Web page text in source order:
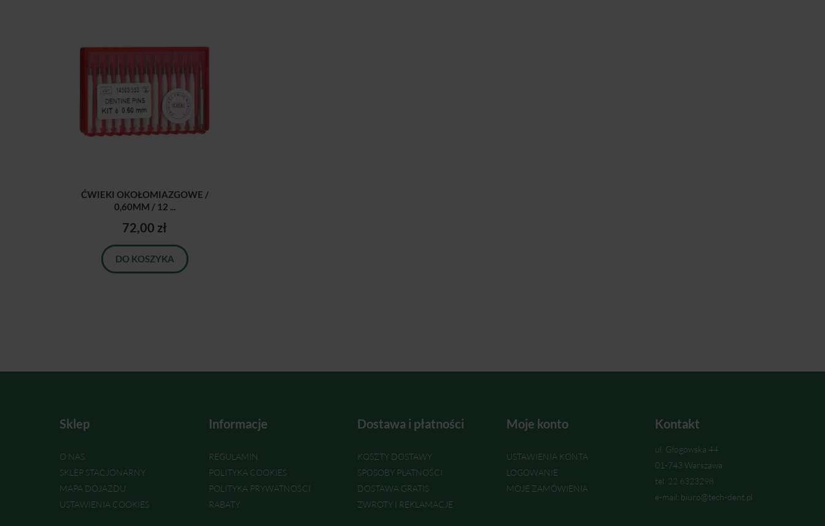
ĆWIEKI OKOŁOMIAZGOWE /
0,60MM / 12 ...
72,00 zł
DO KOSZYKA
Sklep
O NAS
SKLEP STACJONARNY
MAPA DOJAZDU
USTAWIENIA COOKIES
Informacje
REGULAMIN
POLITYKA COOKIES
POLITYKA PRYWATNOŚCI
RABATY
Dostawa i płatności
KOSZTY DOSTAWY
SPOSOBY PŁATNOŚCI
DOSTAWA GRATIS
ZWROTY I REKLAMACJE
Moje konto
USTAWIENIA KONTA
LOGOWANIE
MOJE ZAMÓWIENIA
Kontakt
ul. Głogowska 44
01-743 Warszawa
tel. 22 6323298
e-mail: biuro@tech-dent.pl